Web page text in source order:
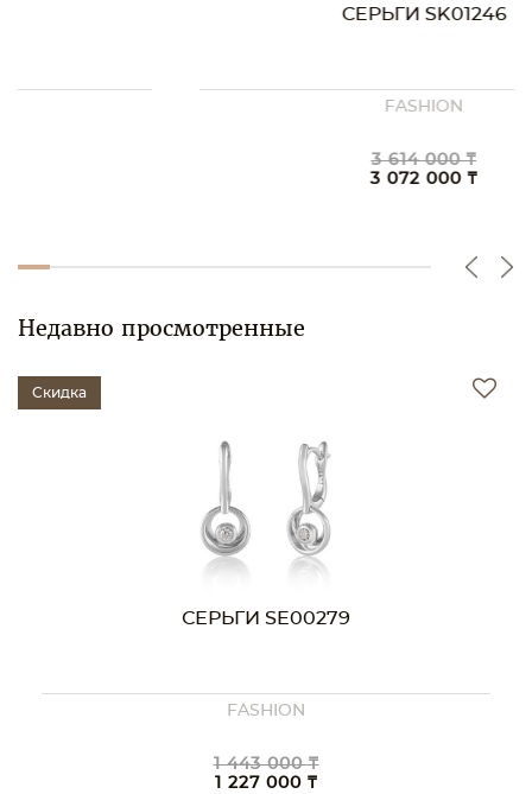
СЕРЬГИ SK01246
Недавно просмотренные
Скидка
СЕРЬГИ SE00279
FASHION
1 443 000 ₸
1 227 000 ₸